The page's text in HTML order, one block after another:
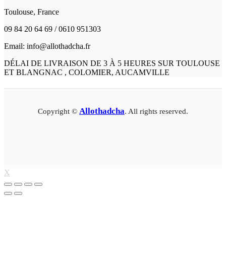
Toulouse, France
09 84 20 64 69 / 0610 951303
Email: info@allothadcha.fr
DÉLAI DE LIVRAISON DE 3 À 5 HEURES SUR TOULOUSE
ET BLANGNAC , COLOMIER, AUCAMVILLE
Copyright © Allothadcha. All rights reserved.
X